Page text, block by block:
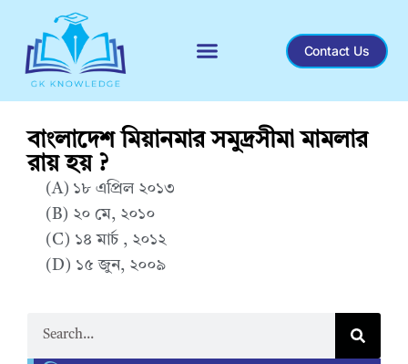
Contact Us
বাংলাদেশ মিয়ানমার সমুদ্রসীমা মামলার
রায় হয় ?
(A) ১৮ এপ্রিল ২০১৩
(B) ২০ মে, ২০১০
(C) ১৪ মার্চ , ২০১২
(D) ১৫ জুন, ২০০৯